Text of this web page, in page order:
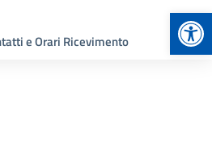
e Orari Ricevimento